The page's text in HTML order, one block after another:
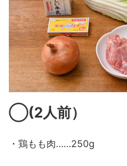
◯(2人前）
・鶏もも肉……250g